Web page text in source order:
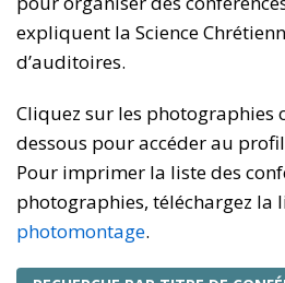
expliquent la Science
d’auditoires.
Cliquez sur les photographies
dessous pour accéder au
Pour imprimer la liste des
photographies, téléchargez la
photomontage.